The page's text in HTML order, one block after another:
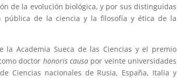
de la evolución biológica, y por sus distinguidas
pública de la ciencia y la filosofía y ética de la
Academia Sueca de las Ciencias y el premio
doctor honoris causa por veinte universidades
Ciencias nacionales de Rusia, España, Italia y